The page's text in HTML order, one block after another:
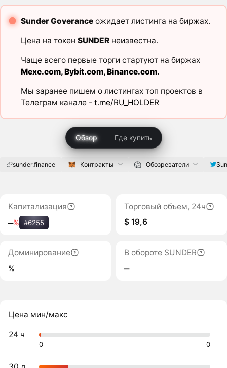
Sunder Goveranceожидает листинга на биржах.
Цена на токен SUNDERнеизвестна.
Чаще всего первые торги стартуют на биржах
Mexc.com,Bybit.com,Binance.com.
Мы заранее пишем о листингах топ проектов в
Телеграм канале - t.me/RU_HOLDER
Обзор Где купить
sunder.finance Контракты Обозреватели
Капитализация
‒% #6255
Торговый объем, 24ч
$ 19,6
Доминирование
%
В обороте SUNDER
‒
Цена мин/макс
24 ч
0 0